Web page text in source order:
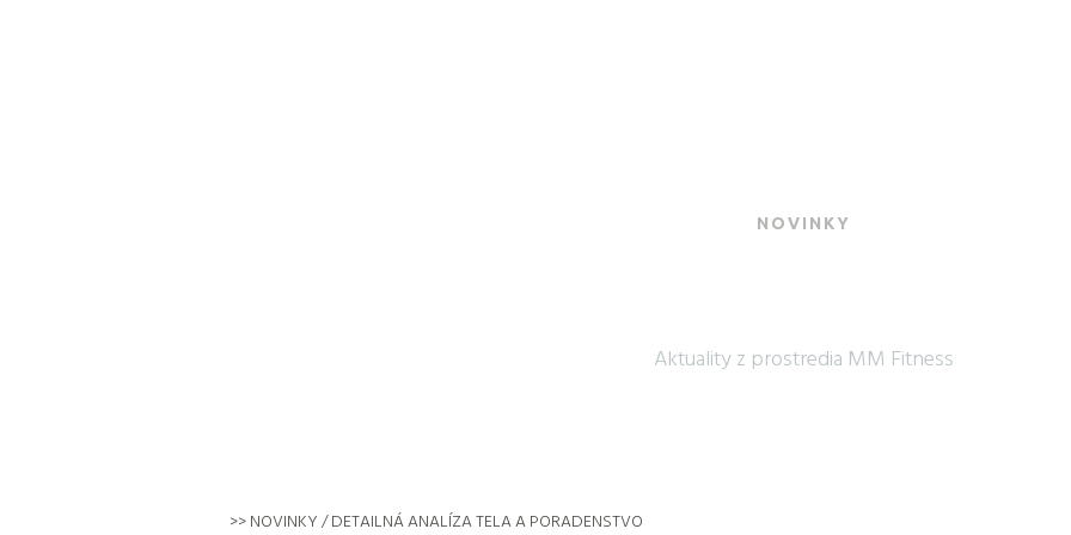
NOVINKY
Aktuality z prostredia MM Fitness
>>NOVINKY/ DETAILNÁ ANALÍZA TELA A PORADENSTVO